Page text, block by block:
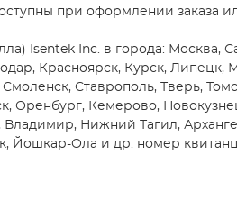
при оформлении заказа
Isentek Inc. в города:
Красноярск, Курск,
Ставрополь, Тверь,
Оренбург, Кемерово,
Нижний Тагил,
Йошкар-Ола и др. номер